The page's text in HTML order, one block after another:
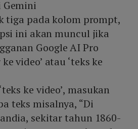
Gemini
pada kolom prompt,
ini akan muncul jika
Google AI Pro
video’ atau ‘teks ke
ke video’, masukan
teks misalnya, “Di
sekitar tahun 1860-